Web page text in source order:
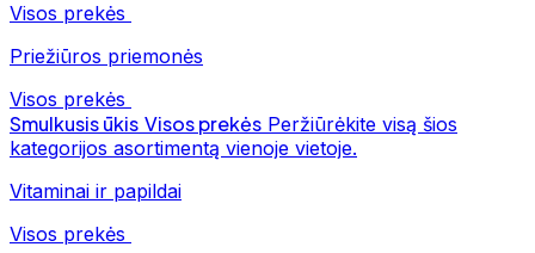
Visos prekės
Priežiūros priemonės
Visos prekės
Smulkusis ūkis Visos prekės Peržiūrėkite visą šios
kategorijos asortimentą vienoje vietoje.
Vitaminai ir papildai
Visos prekės